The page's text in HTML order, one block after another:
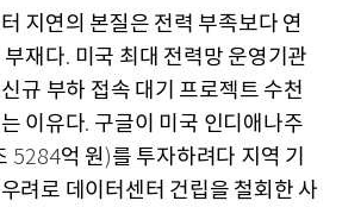
지연의 본질은 전력 부족보다 연
부재다. 미국 최대 전력망 운영기관
규 부하 접속 대기 프로젝트 수천
이유다. 구글이 미국 인디애나주
5284억 원 )를 투자하려다 지역 기
려로 데이터센터 건립을 철회한 사